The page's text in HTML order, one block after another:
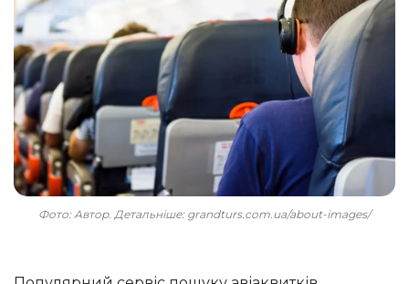
Фото: Автор. Детальніше: grandturs.com.ua/about-images/